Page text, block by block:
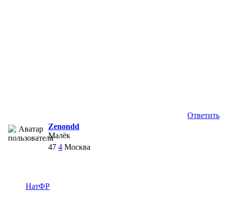
Ответить
Zenondd
Малёк
47 4 Москва
НатФР